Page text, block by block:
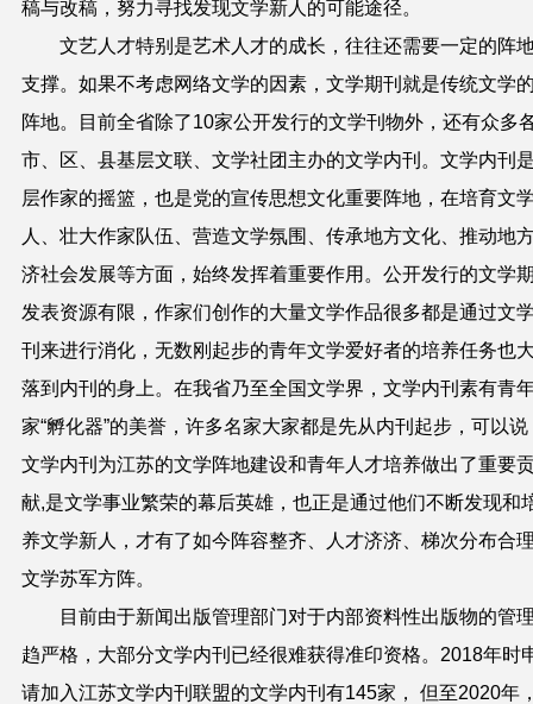
稿与改稿，努力寻找发现文学新人的可能途径。
文艺人才特别是艺术人才的成长，往往还需要一定的阵
支撑。 如果不考虑网络文学的因素，文学期刊就是传统文学
阵地。目前全省除了10家公开发行的文学刊物外，还有众多
市、区、县基层文联、文学社团主办的文学内刊。 文学内刊
层作家的摇篮，也是党的宣传思想文化重要阵地，在培育文
人、壮大作家队伍、营造文学氛围、传承地方文化、推动地
济社会发展等方面，始终发挥着重要作用。公开发行的文学
发表资源有限，作家们创作的大量文学作品很多都是通过文
刊来进行消化，无数刚起步的青年文学爱好者的培养任务也
落到内刊的身上。在我省乃至全国文学界，文学内刊素有青
家“孵化器”的美誉，许多名家大家都是先从内刊起步，可以说
文学内刊为江苏的文学阵地建设和青年人才培养做出了重要
献,是文学事业繁荣的幕后英雄，也正是通过他们不断发现和
养文学新人，才有了如今阵容整齐、人才济济、梯次分布合
文学苏军方阵。
目前由于新闻出版管理部门对于内部资料性出版物的管
趋严格，大部分文学内刊已经很难获得准印资格。 2018年时
请加入江苏文学内刊联盟的文学内刊有145家， 但至2020年